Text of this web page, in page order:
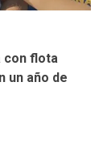
con flota
un año de